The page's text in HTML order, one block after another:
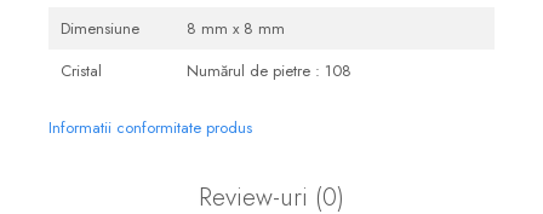
Dimensiune
8 mm x 8 mm
Cristal
Numărul de pietre : 108
Informatii conformitate produs
Review-uri (0)